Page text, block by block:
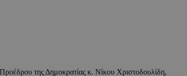
της Δημοκρατίας κ. Νίκου Χριστοδουλίδη,